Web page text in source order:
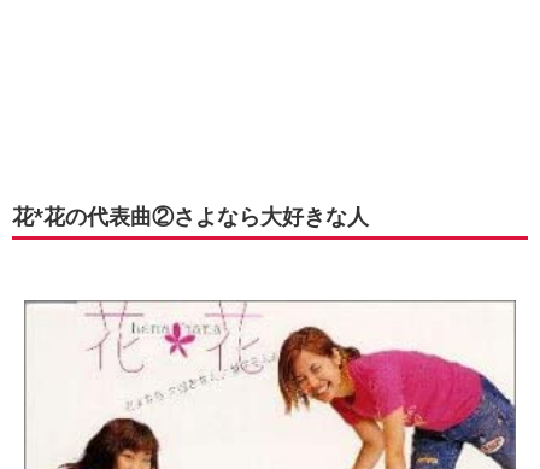
花*花の代表曲②さよなら大好きな人